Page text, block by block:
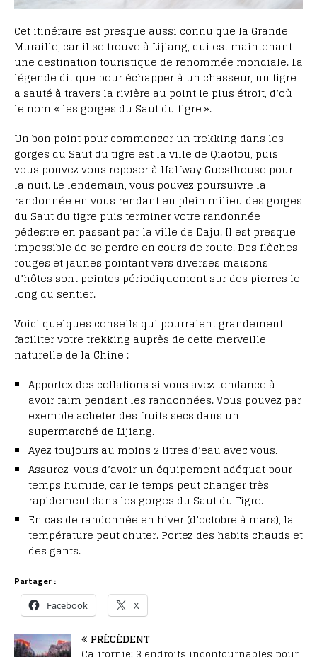
Cet itinéraire est presque aussi connu que la Grande
Muraille, car il se trouve à Lijiang, qui est maintenant
une destination touristique de renommée mondiale. La
légende dit que pour échapper à un chasseur, un tigre
a sauté à travers la rivière au point le plus étroit, d’où
le nom « les gorges du Saut du tigre ».
Un bon point pour commencer un trekking dans les
gorges du Saut du tigre est la ville de Qiaotou, puis
vous pouvez vous reposer à Halfway Guesthouse pour
la nuit. Le lendemain, vous pouvez poursuivre la
randonnée en vous rendant en plein milieu des gorges
du Saut du tigre puis terminer votre randonnée
pédestre en passant par la ville de Daju. Il est presque
impossible de se perdre en cours de route. Des flèches
rouges et jaunes pointant vers diverses maisons
d’hôtes sont peintes périodiquement sur des pierres le
long du sentier.
Voici quelques conseils qui pourraient grandement
faciliter votre trekking auprès de cette merveille
naturelle de la Chine :
Apportez des collations si vous avez tendance à
avoir faim pendant les randonnées. Vous pouvez par
exemple acheter des fruits secs dans un
supermarché de Lijiang.
Ayez toujours au moins 2 litres d’eau avec vous.
Assurez-vous d’avoir un équipement adéquat pour
temps humide, car le temps peut changer très
rapidement dans les gorges du Saut du Tigre.
En cas de randonnée en hiver (d’octobre à mars), la
température peut chuter. Portez des habits chauds et
des gants.
Partager :
Facebook X
PRÉCÉDENT